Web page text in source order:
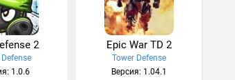
2
1.0.6
Epic War TD 2
Tower Defense
Версия: 1.04.1